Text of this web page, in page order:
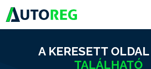
A KERESETT OLDAL
TALÁLHATÓ